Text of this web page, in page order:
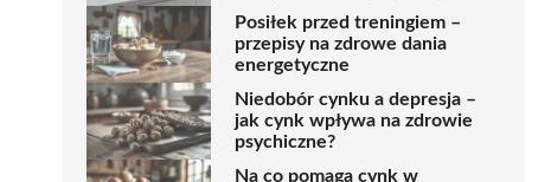
Posiłek przed treningiem –
przepisy na zdrowe dania
energetyczne
Niedobór cynku a depresja –
jak cynk wpływa na zdrowie
psychiczne?
Na co pomaga cynk w